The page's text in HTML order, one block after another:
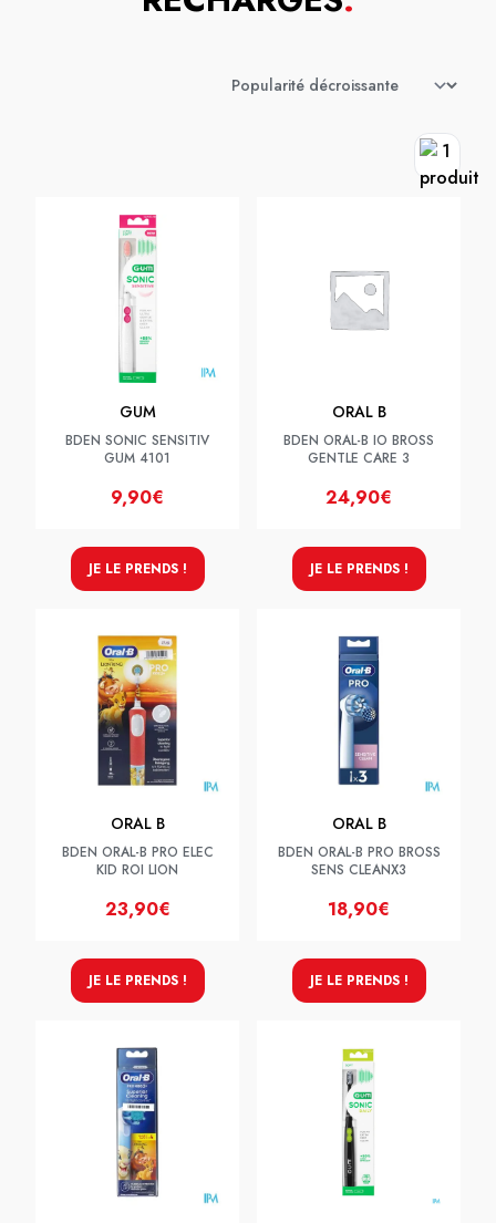
GUM
BDEN SONIC SENSITIV
GUM 4101
9,90€
JE LE PRENDS !
ORAL B
BDEN ORAL-B IO BROSS
GENTLE CARE 3
24,90€
JE LE PRENDS !
ORAL B
BDEN ORAL-B PRO ELEC
KID ROI LION
23,90€
JE LE PRENDS !
ORAL B
BDEN ORAL-B PRO BROSS
SENS CLEANX3
18,90€
JE LE PRENDS !